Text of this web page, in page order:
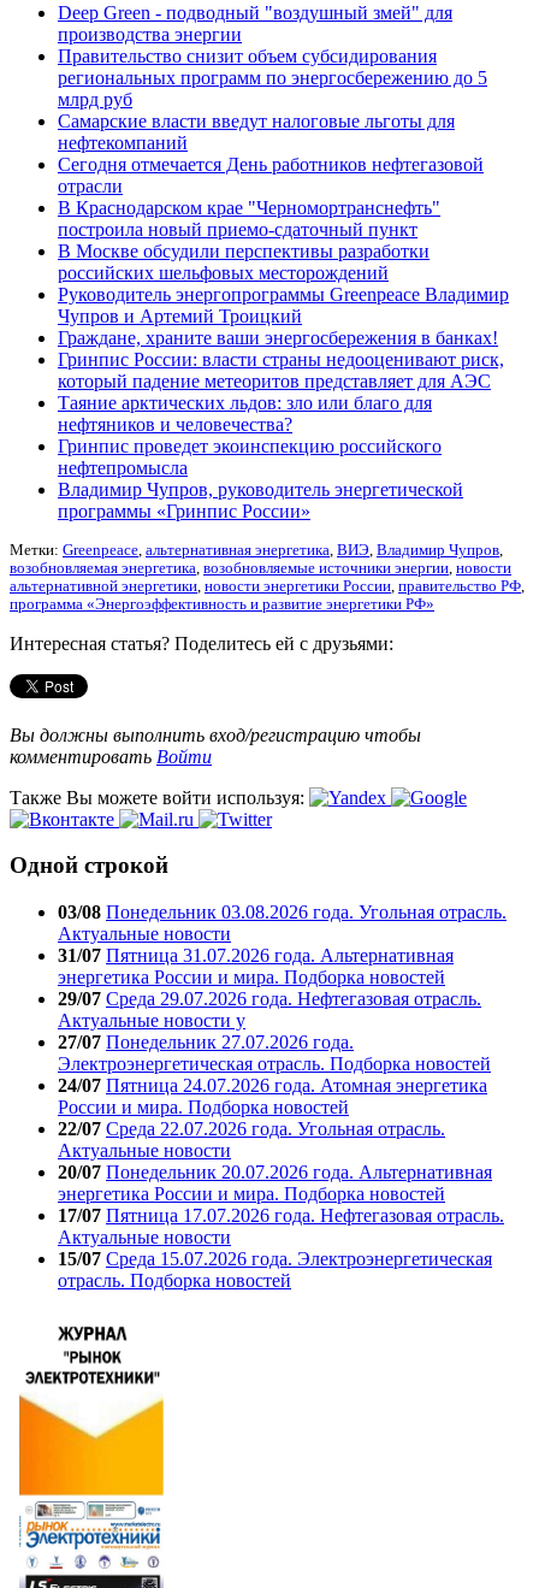
Deep Green - подводный "воздушный змей" для
производства энергии
Правительство снизит объем субсидирования
региональных программ по энергосбережению до 5
млрд руб
Самарские власти введут налоговые льготы для
нефтекомпаний
Сегодня отмечается День работников нефтегазовой
отрасли
В Краснодарском крае "Черномортранснефть"
построила новый приемо-сдаточный пункт
В Москве обсудили перспективы разработки
российских шельфовых месторождений
Руководитель энергопрограммы Greenpeace Владимир
Чупров и Артемий Троицкий
Граждане, храните ваши энергосбережения в банках!
Гринпис России: власти страны недооценивают риск,
который падение метеоритов представляет для АЭС
Таяние арктических льдов: зло или благо для
нефтяников и человечества?
Гринпис проведет экоинспекцию российского
нефтепромысла
Владимир Чупров, руководитель энергетической
программы «Гринпис России»
Метки: Greenpeace альтернативная энергетика ВИЭ Владимир Чупров
возобновляемая энергетика возобновляемые источники энергии новости
альтернативной энергетики новости энергетики России правительство РФ
программа «Энергоэффективность и развитие энергетики РФ»
Интересная статья? Поделитесь ей с друзьями:
Вы должны выполнить вход/регистрацию чтобы
комментировать Войти
Также Вы можете войти используя:
Одной строкой
03/08 Понедельник 03.08.2026 года. Угольная отрасль.
Актуальные новости
31/07 Пятница 31.07.2026 года. Альтернативная
энергетика России и мира. Подборка новостей
29/07 Среда 29.07.2026 года. Нефтегазовая отрасль.
Актуальные новости у
27/07 Понедельник 27.07.2026 года.
Электроэнергетическая отрасль. Подборка новостей
24/07 Пятница 24.07.2026 года. Атомная энергетика
России и мира. Подборка новостей
22/07 Среда 22.07.2026 года. Угольная отрасль.
Актуальные новости
20/07 Понедельник 20.07.2026 года. Альтернативная
энергетика России и мира. Подборка новостей
17/07 Пятница 17.07.2026 года. Нефтегазовая отрасль.
Актуальные новости
15/07 Среда 15.07.2026 года. Электроэнергетическая
отрасль. Подборка новостей